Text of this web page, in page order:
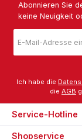
Abonnieren Sie
keine Neuigkeit
Mail-
*
Ich habe die
die AGB
Service-Hotline
Shopservice